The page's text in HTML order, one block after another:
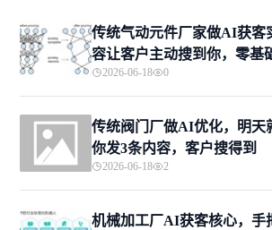
传统气动元件厂家做AI获客
容让客户主动搜到你，零基
2026-06-18 0
传统阀门厂做AI优化，明天
你发3条内容，客户搜得到
2026-06-18 2
机械加工厂AI获客核心，手